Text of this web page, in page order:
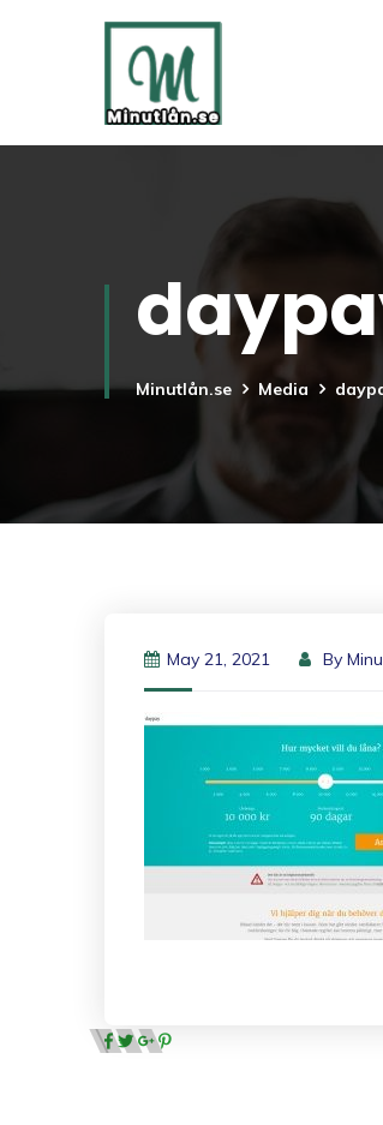
Minutlån.se Media
May 21, 2021 By